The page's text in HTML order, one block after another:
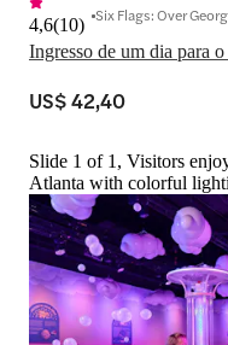
Ingresso de um dia para
4,6(10) Six Flags: Over
US$ 42,40
Slide 1 of 1, Visitors
Atlanta with colorful